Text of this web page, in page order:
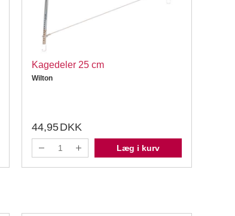
Kagedeler 25 cm
Wilton
44,95DKK
Læg i kurv